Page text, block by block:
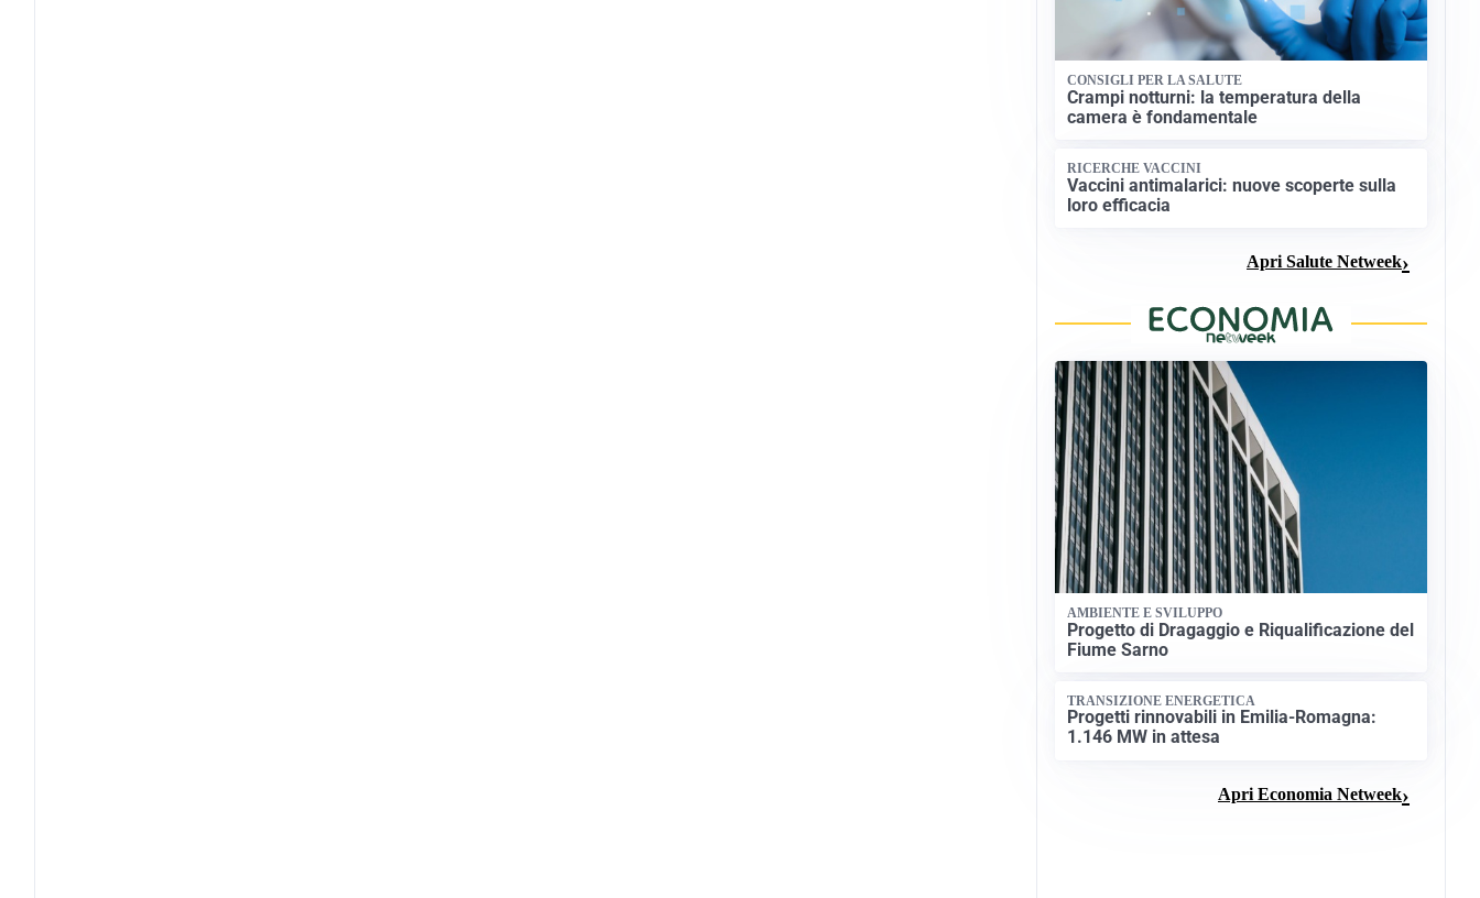
CONSIGLI PER LA SALUTE
Crampi notturni: la temperatura della
camera è fondamentale
RICERCHE VACCINI
Vaccini antimalarici: nuove scoperte sulla
loro efficacia
Apri Salute Netweek
AMBIENTE E SVILUPPO
Progetto di Dragaggio e Riqualificazione del
Fiume Sarno
TRANSIZIONE ENERGETICA
Progetti rinnovabili in Emilia-Romagna:
1.146 MW in attesa
Apri Economia Netweek